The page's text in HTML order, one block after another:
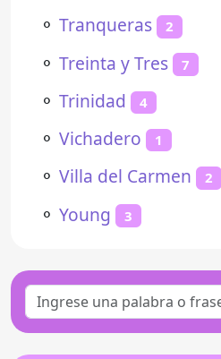
⚬ Tranqueras 2
⚬ Treinta y Tres 7
⚬ Trinidad 4
⚬ Vichadero 1
⚬ Villa del Carmen 2
⚬ Young 3